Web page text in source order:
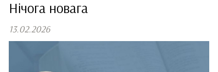
Нічога новага
13.02.2026